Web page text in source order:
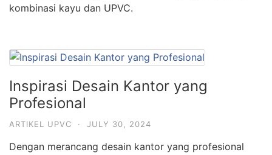
kombinasi kayu dan UPVC.
Inspirasi Desain Kantor yang
Profesional
ARTIKEL UPVC · JULY 30, 2024
Dengan merancang desain kantor yang profesional